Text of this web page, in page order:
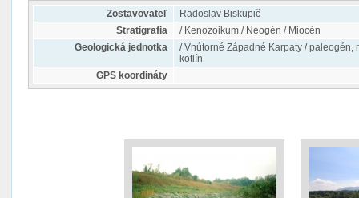
Zostavovateľ
Radoslav Biskupič
Stratigrafia
/ Kenozoikum / Neogén / Miocén
Geologická jednotka
/ Vnútorné Západné Karpaty / paleogén,
kotlín
GPS koordináty